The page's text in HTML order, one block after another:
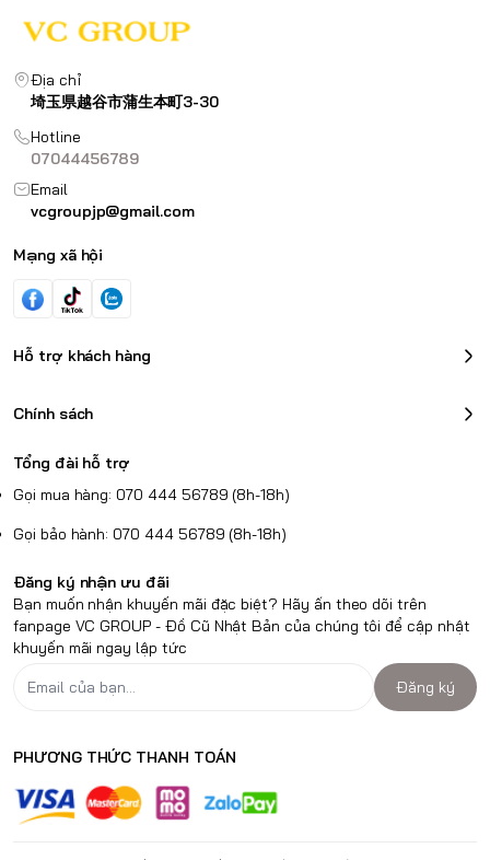
Địa chỉ
埼玉県越谷市蒲生本町3-30
Hotline
07044456789
Email
vcgroupjp@gmail.com
Mạng xã hội
Hỗ trợ khách hàng
Chính sách
Tổng đài hỗ trợ
Gọi mua hàng: 070 444 56789 (8h-18h)
Gọi bảo hành: 070 444 56789 (8h-18h)
Đăng ký nhận ưu đãi
Bạn muốn nhận khuyến mãi đặc biệt? Hãy ấn theo dõi trên
fanpage VC GROUP - Đồ Cũ Nhật Bản của chúng tôi để cập nhật
khuyến mãi ngay lập tức
Đăng ký
PHƯƠNG THỨC THANH TOÁN